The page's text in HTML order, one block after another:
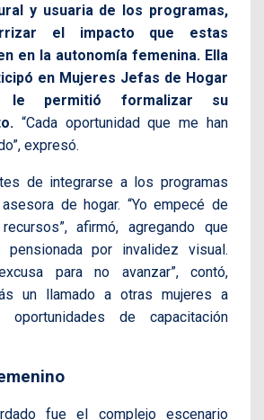
y usuaria de los programas,
el impacto que estas
en la autonomía femenina. Ella
en Mujeres Jefas de Hogar
permitió formalizar su
“Cada oportunidad que me han
expresó.
de integrarse a los programas
de hogar. “Yo empecé de
afirmó, agregando que
pensionada por invalidez visual.
para no avanzar”, contó,
un llamado a otras mujeres a
oportunidades de capacitación
fue el complejo escenario